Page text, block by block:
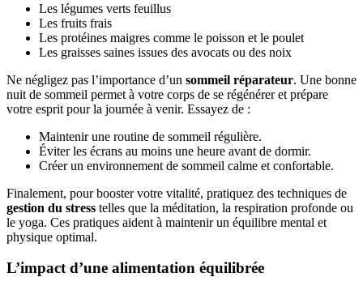
Les légumes verts feuillus
Les fruits frais
Les protéines maigres comme le poisson et le poulet
Les graisses saines issues des avocats ou des noix
Ne négligez pas l’importance d’un sommeil réparateur. Une bonne
nuit de sommeil permet à votre corps de se régénérer et prépare
votre esprit pour la journée à venir. Essayez de :
Maintenir une routine de sommeil régulière.
Éviter les écrans au moins une heure avant de dormir.
Créer un environnement de sommeil calme et confortable.
Finalement, pour booster votre vitalité, pratiquez des techniques de
gestion du stress telles que la méditation, la respiration profonde ou
le yoga. Ces pratiques aident à maintenir un équilibre mental et
physique optimal.
L’impact d’une alimentation équilibrée